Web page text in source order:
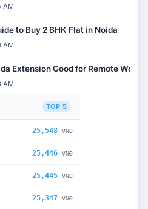
AM
to Buy 2 BHK Flat in Noida
AM
Extension Good for Remote Work?
AM
TOP 5
25,548 VNĐ
25,446 VNĐ
25,445 VNĐ
25,347 VNĐ